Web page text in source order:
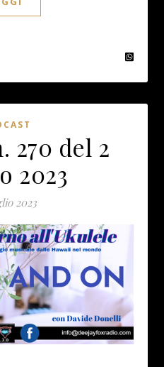
270 del 2
2023
2023